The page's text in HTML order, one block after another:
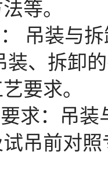
等。
装与拆
装、拆卸
要求。
：吊装
吊前对